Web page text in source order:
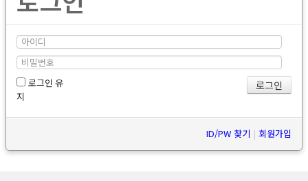
로그인 유
지
ID/PW 찾기 | 회원가입